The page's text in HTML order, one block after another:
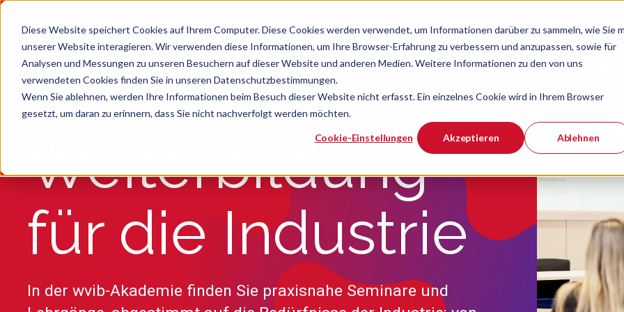
Diese Website speichert Cookies auf Ihrem Computer. Diese Cookies werden verwendet, um Informationen darüber zu sammeln, wie Sie
unserer Website interagieren. Wir verwenden diese Informationen, um Ihre Browser-Erfahrung zu verbessern und anzupassen, sowie für
Analysen und Messungen zu unseren Besuchern auf dieser Website und anderen Medien. Weitere Informationen zu den von uns
verwendeten Cookies finden Sie in unseren Datenschutzbestimmungen.
Wenn Sie ablehnen, werden Ihre Informationen beim Besuch dieser Website nicht erfasst. Ein einzelnes Cookie wird in Ihrem Browser
gesetzt, um daran zu erinnern, dass Sie nicht nachverfolgt werden möchten.
Cookie-Einstellungen Akzeptieren Ablehnen
Zeige
Verband
Suche
Es gibt keine Vorschläge, da das Suchfeld leer ist.
Weiterbildung
für die Industrie
In der wvib-Akademie finden Sie praxisnahe Seminare und